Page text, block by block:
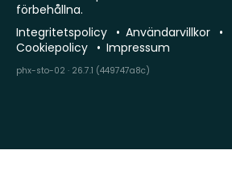
förbehållna.
Integritetspolicy
Användarvillkor
Cookiepolicy
Impressum
phx-sto-02 · 26.7.1 (449747a8c)